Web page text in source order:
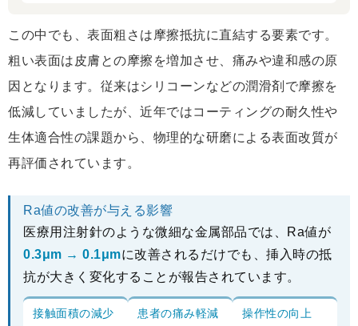
この中でも、表面粗さは摩擦抵抗に直結する要素です。
粗い表面は皮膚との摩擦を増加させ、痛みや違和感の原
因となります。従来はシリコーンなどの潤滑剤で摩擦を
低減していましたが、近年ではコーティングの耐久性や
生体適合性の課題から、物理的な研磨による表面改質が
再評価されています。
Ra値の改善が与える影響
医療用注射針のような微細な金属部品では、Ra値が
0.3μm → 0.1μmに改善されるだけでも、挿入時の抵
抗が大きく変化することが報告されています。
接触面積の減少 患者の痛み軽減 操作性の向上